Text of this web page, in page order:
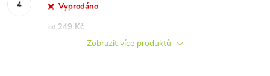
Vyprodáno
od 249 Kč
Zobrazit více produktů